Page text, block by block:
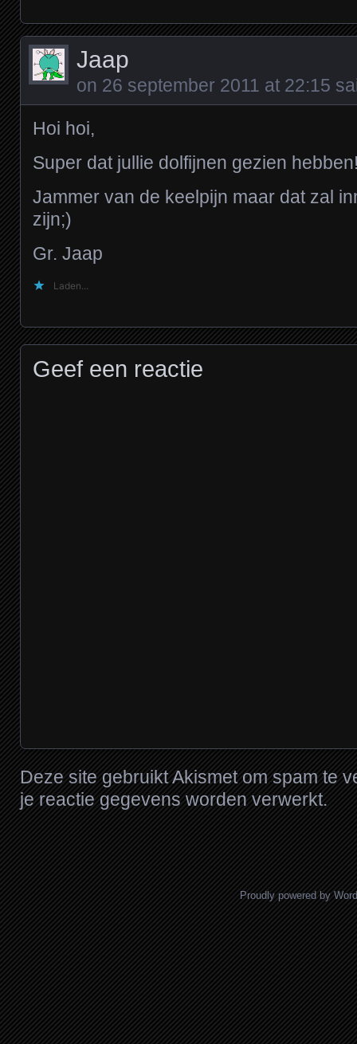
Jaap
on 26 september 2011 at 22:15
Hoi hoi,
Super dat jullie dolfijnen gezien
Jammer van de keelpijn maar dat zal
zijn;)
Gr. Jaap
Laden...
Geef een reactie
Deze site gebruikt Akismet om spam te
je reactie gegevens worden verwerkt.
Proudly powered by